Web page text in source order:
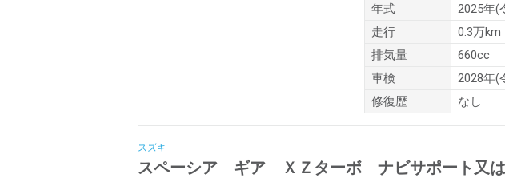
年式
2025年(
走行
0.3万km
排気量
660cc
車検
2028年(
修復歴
なし
スズキ
スペーシア ギア ＸＺターボ ナビサポート又は